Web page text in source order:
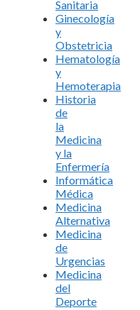
Sanitaria
Ginecología
y
Obstetricia
Hematología
y
Hemoterapia
Historia
de
la
Medicina
y la
Enfermería
Informática
Médica
Medicina
Alternativa
Medicina
de
Urgencias
Medicina
del
Deporte